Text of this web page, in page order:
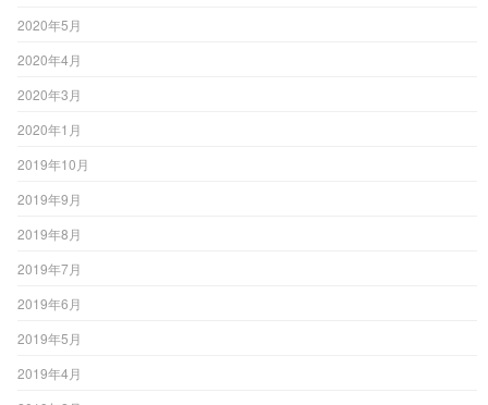
2020年5月
2020年4月
2020年3月
2020年1月
2019年10月
2019年9月
2019年8月
2019年7月
2019年6月
2019年5月
2019年4月